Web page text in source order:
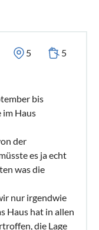
5 5
bis
im Haus
der
es ja echt
was die
nur irgendwie
Haus hat in allen
die Lage